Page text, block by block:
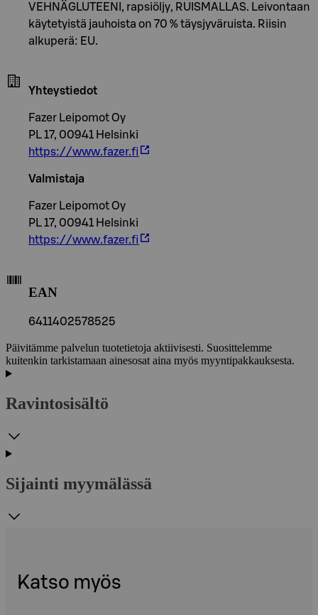
VEHNÄGLUTEENI, rapsiöljy, RUISMALLAS. Leivontaan
käytetyistä jauhoista on 70 % täysjyväruista. Riisin
alkuperä: EU.
Yhteystiedot
Fazer Leipomot Oy
PL 17, 00941 Helsinki
https://www.fazer.fi
Valmistaja
Fazer Leipomot Oy
PL 17, 00941 Helsinki
https://www.fazer.fi
EAN
6411402578525
Päivitämme palvelun tuotetietoja aktiivisesti. Suosittelemme
kuitenkin tarkistamaan ainesosat aina myös myyntipakkauksesta.
Ravintosisältö
Sijainti myymälässä
Katso myös